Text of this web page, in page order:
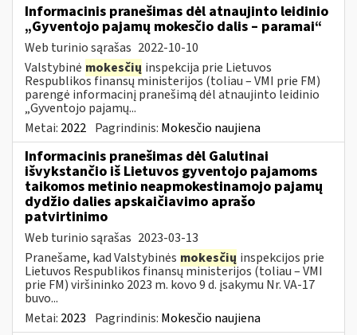
Informacinis pranešimas dėl atnaujinto leidinio
„Gyventojo pajamų mokesčio dalis – paramai“
Web turinio sąrašas 2022-10-10
Valstybinė mokesčių inspekcija prie Lietuvos
Respublikos finansų ministerijos (toliau – VMI prie FM)
parengė informacinį pranešimą dėl atnaujinto leidinio
„Gyventojo pajamų...
Metai: 2022 Pagrindinis: Mokesčio naujiena
Informacinis pranešimas dėl Galutinai
išvykstančio iš Lietuvos gyventojo pajamoms
taikomos metinio neapmokestinamojo pajamų
dydžio dalies apskaičiavimo aprašo
patvirtinimo
Web turinio sąrašas 2023-03-13
Pranešame, kad Valstybinės mokesčių inspekcijos prie
Lietuvos Respublikos finansų ministerijos (toliau – VMI
prie FM) viršininko 2023 m. kovo 9 d. įsakymu Nr. VA-17
buvo...
Metai: 2023 Pagrindinis: Mokesčio naujiena